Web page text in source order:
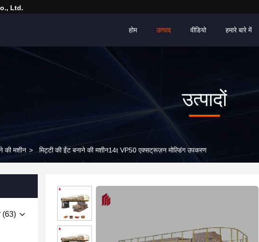
Ltd.
होम उत्पाद वीडियो हमारे बारे में
उत्पादों
की मशीन > मिट्टी की ईंट बनाने की मशीन14t VP50 एक्सट्रूज़न मोल्डिंग उपकरण
(63)